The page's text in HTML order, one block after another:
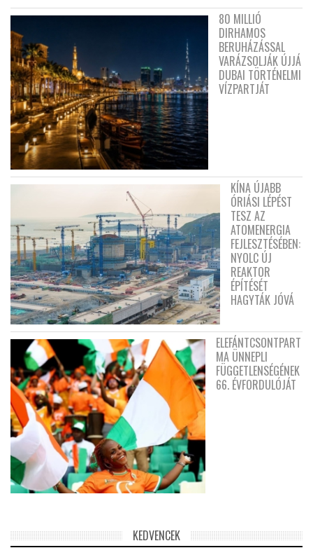
80 MILLIÓ
DIRHAMOS
BERUHÁZÁSSAL
VARÁZSOLJÁK ÚJJÁ
DUBAI TÖRTÉNELMI
VÍZPARTJÁT
KÍNA ÚJABB
ÓRIÁSI LÉPÉST
TESZ AZ
ATOMENERGIA
FEJLESZTÉSÉBEN:
NYOLC ÚJ
REAKTOR
ÉPÍTÉSÉT
HAGYTÁK JÓVÁ
ELEFÁNTCSONTPART
MA ÜNNEPLI
FÜGGETLENSÉGÉNEK
66. ÉVFORDULÓJÁT
KEDVENCEK